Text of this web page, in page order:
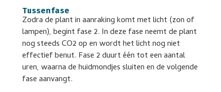
Tussenfase
Zodra de plant in aanraking komt met licht (zon of
lampen), begint fase 2. In deze fase neemt de plant
nog steeds CO2 op en wordt het licht nog niet
effectief benut. Fase 2 duurt één tot een aantal
uren, waarna de huidmondjes sluiten en de volgende
fase aanvangt.